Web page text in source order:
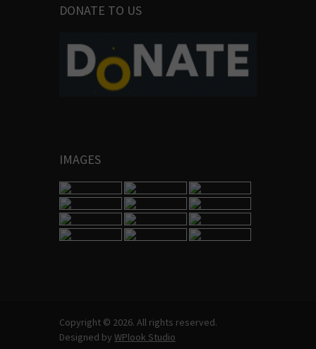
DONATE TO US
IMAGES
Copyright © 2026. All rights reserved.
Designed by WPlook Studio